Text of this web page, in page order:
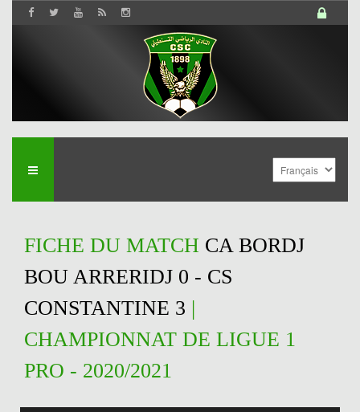
FICHE DU MATCH CA BORDJ
BOU ARRERIDJ 0 - CS
CONSTANTINE 3 |
CHAMPIONNAT DE LIGUE 1
PRO - 2020/2021